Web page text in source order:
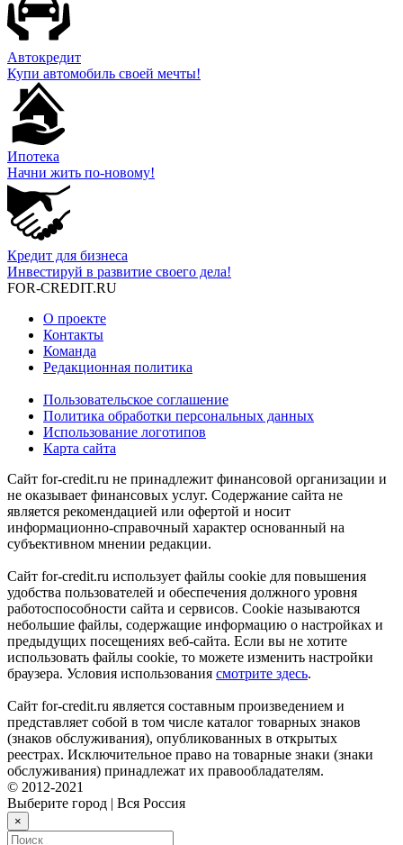
Автокредит
Купи автомобиль своей мечты!
Ипотека
Начни жить по-новому!
Кредит для бизнеса
Инвестируй в развитие своего дела!
FOR-CREDIT.RU
О проекте
Контакты
Команда
Редакционная политика
Пользовательское соглашение
Политика обработки персональных данных
Использование логотипов
Карта сайта
Сайт for-credit.ru не принадлежит финансовой организации и
не оказывает финансовых услуг. Содержание сайта не
является рекомендацией или офертой и носит
информационно-справочный характер основанный на
субъективном мнении редакции.
Сайт for-credit.ru использует файлы cookie для повышения
удобства пользователей и обеспечения должного уровня
работоспособности сайта и сервисов. Cookie называются
небольшие файлы, содержащие информацию о настройках и
предыдущих посещениях веб-сайта. Если вы не хотите
использовать файлы cookie, то можете изменить настройки
браузера. Условия использования смотрите здесь.
Сайт for-credit.ru является составным произведением и
представляет собой в том числе каталог товарных знаков
(знаков обслуживания), опубликованных в открытых
реестрах. Исключительное право на товарные знаки (знаки
обслуживания) принадлежат их правообладателям.
© 2012-2021
Выберите город | Вся Россия
×